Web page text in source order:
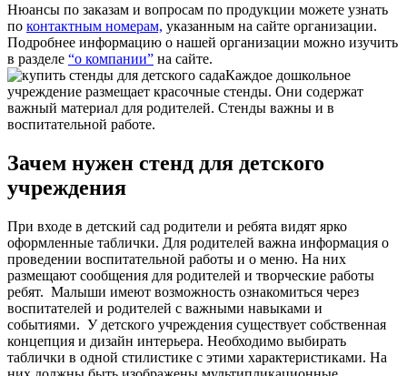
Нюансы по заказам и вопросам по продукции можете узнать
по контактным номерам, указанным на сайте организации.
Подробнее информацию о нашей организации можно изучить
в разделе “о компании” на сайте.
Каждое дошкольное
учреждение размещает красочные стенды. Они содержат
важный материал для родителей. Стенды важны и в
воспитательной работе.
Зачем нужен стенд для детского
учреждения
При входе в детский сад родители и ребята видят ярко
оформленные таблички. Для родителей важна информация о
проведении воспитательной работы и о меню. На них
размещают сообщения для родителей и творческие работы
ребят. Малыши имеют возможность ознакомиться через
воспитателей и родителей с важными навыками и
событиями. У детского учреждения существует собственная
концепция и дизайн интерьера. Необходимо выбирать
таблички в одной стилистике с этими характеристиками. На